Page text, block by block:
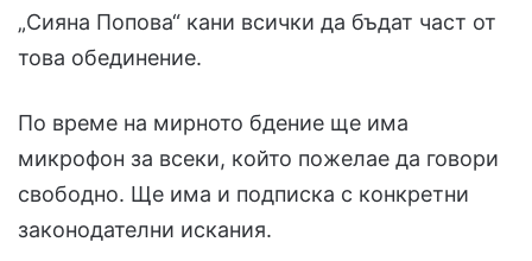
„Сияна Попова“ кани всички да бъдат част от
това обединение.
По време на мирното бдение ще има
микрофон за всеки, който пожелае да говори
свободно. Ще има и подписка с конкретни
законодателни искания.